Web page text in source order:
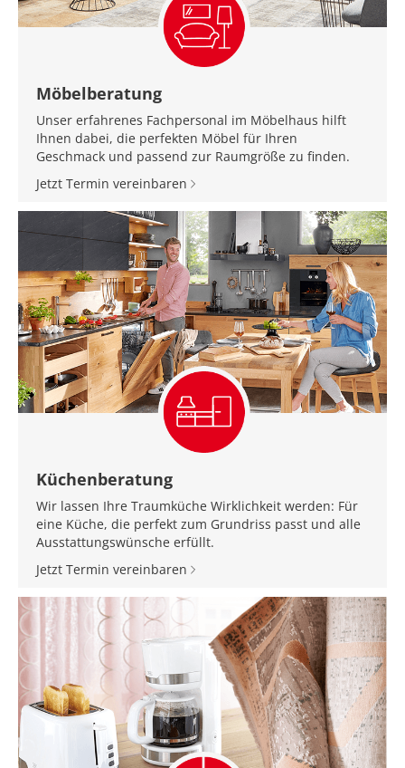
Möbelberatung
Unser erfahrenes Fachpersonal im Möbelhaus hilft
Ihnen dabei, die perfekten Möbel für Ihren
Geschmack und passend zur Raumgröße zu finden.
Jetzt Termin vereinbaren
Küchenberatung
Wir lassen Ihre Traumküche Wirklichkeit werden: Für
eine Küche, die perfekt zum Grundriss passt und alle
Ausstattungswünsche erfüllt.
Jetzt Termin vereinbaren